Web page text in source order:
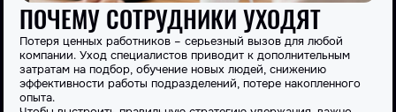
ПОЧЕМУ СОТРУДНИКИ УХОДЯТ
Потеря ценных работников – серьезный вызов для любой
компании. Уход специалистов приводит к дополнительным
затратам на подбор, обучение новых людей, снижению
эффективности работы подразделений, потере накопленного
опыта.